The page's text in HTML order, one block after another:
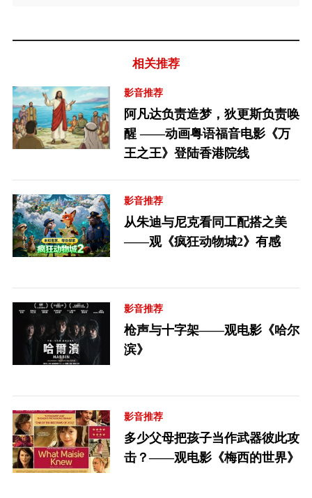
相关推荐
影音推荐
阿凡达负责造梦，狄更斯负责唤
醒 ——动画粤语福音电影《万
王之王》登陆香港院线
影音推荐
从朱迪与尼克看同工配搭之美
——观《疯狂动物城2》有感
影音推荐
枪声与十字架——观电影《哈尔
滨》
影音推荐
多少父母把孩子当作武器彼此攻
击？——观电影《梅西的世界》